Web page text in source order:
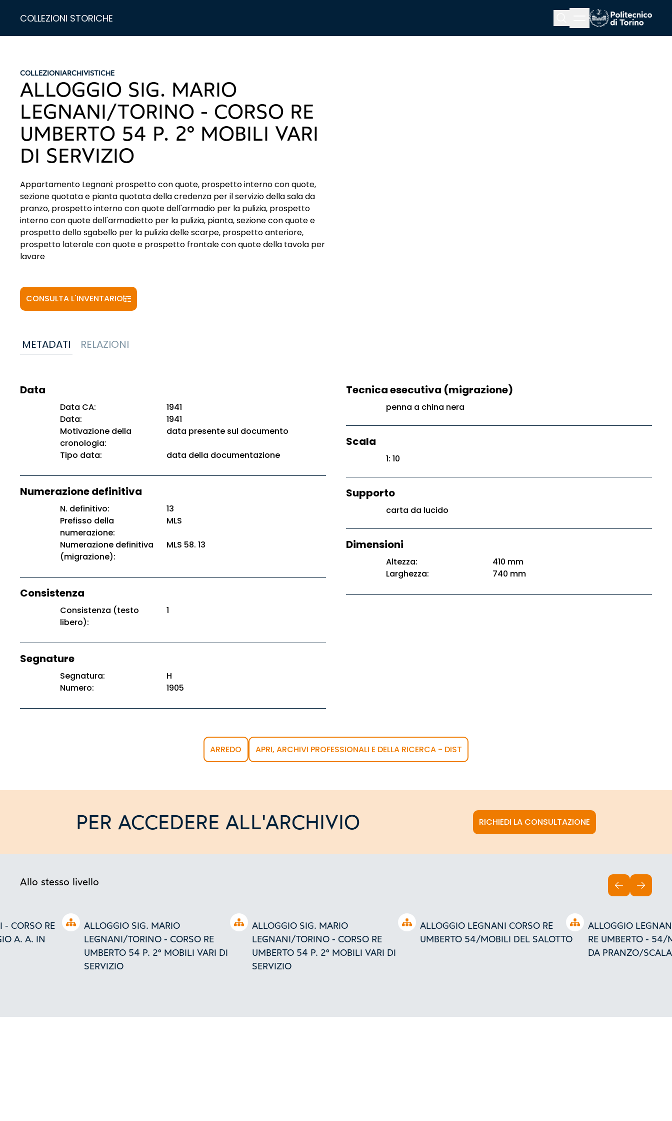
COLLEZIONI STORICHE
Menu button
COLLEZIONIARCHIVISTICHE
ALLOGGIO SIG. MARIO
LEGNANI/TORINO - CORSO RE
UMBERTO 54 P. 2° MOBILI VARI
DI SERVIZIO
Appartamento Legnani: prospetto con quote, prospetto interno con quote,
sezione quotata e pianta quotata della credenza per il servizio della sala da
pranzo, prospetto interno con quote dell'armadio per la pulizia, prospetto
interno con quote dell'armadietto per la pulizia, pianta, sezione con quote e
prospetto dello sgabello per la pulizia delle scarpe, prospetto anteriore,
prospetto laterale con quote e prospetto frontale con quote della tavola per
lavare
CONSULTA L'INVENTARIO
METADATI RELAZIONI
Data
Data CA:
1941
Data:
1941
Motivazione della
cronologia:
data presente sul documento
Tipo data: data della documentazione
Numerazione definitiva
N. definitivo:
13
Prefisso della
numerazione:
MLS
Numerazione definitiva
(migrazione):
MLS 58. 13
Consistenza
Consistenza (testo
libero):
1
Segnature
Segnatura:
H
Numero:
1905
Tecnica esecutiva (migrazione)
penna a china nera
Scala
1: 10
Supporto
carta da lucido
Dimensioni
Altezza:
410 mm
Larghezza:
740 mm
ARREDO APRI, ARCHIVI PROFESSIONALI E DELLA RICERCA - DIST
PER ACCEDERE ALL'ARCHIVIO RICHIEDI LA CONSULTAZIONE
Allo stesso livello
Open tree
- CORSO RE
A. A. IN
Open tree
ALLOGGIO SIG. MARIO
LEGNANI/TORINO - CORSO RE
UMBERTO 54 P. 2° MOBILI VARI DI
SERVIZIO
Open tree
ALLOGGIO SIG. MARIO
LEGNANI/TORINO - CORSO RE
UMBERTO 54 P. 2° MOBILI VARI DI
SERVIZIO
Open tree
ALLOGGIO LEGNANI CORSO RE
UMBERTO 54/MOBILI DEL SALOTTO
ALLOGGIO
RE UMBERTO - 54/
DA PRANZO/
INDIETROAVANTI